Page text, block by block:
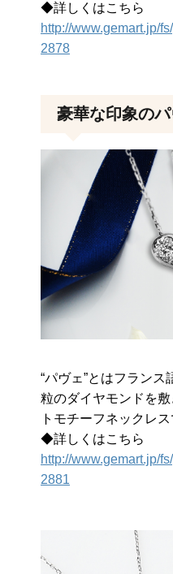
◆詳しくはこちら
http://www.gemart.jp/
2878
豪華な印象の
“パヴェ”とはフラン
粒のダイヤモンドを
トモチーフネックレス
◆詳しくはこちら
http://www.gemart.jp/
2881